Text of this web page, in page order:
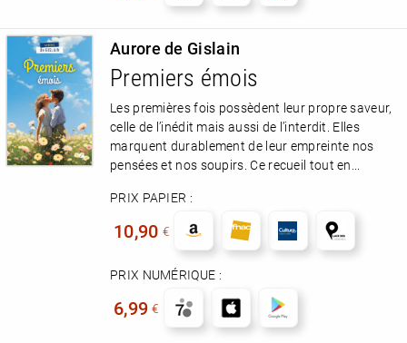
Aurore de Gislain
Premiers émois
Les premières fois possèdent leur propre saveur,
celle de l’inédit mais aussi de l’interdit. Elles
marquent durablement de leur empreinte nos
pensées et nos soupirs. Ce recueil tout en...
PRIX PAPIER :
10,90 €
PRIX NUMÉRIQUE :
6,99 €